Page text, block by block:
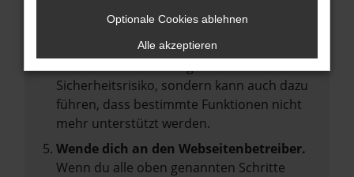
Betriebssystem auf dem neuesten Stand
Veraltete Software birgt nicht nur ein
Sicherheitsrisiko, sondern kann auch dazu
führen, dass bestimmte Funktionen nicht
mehr unterstützt werden.
Wende dich an den Webseitenbetreiber.
Wenn du alle oben genannten Schritte
Optionale Cookies ablehnen
Alle akzeptieren